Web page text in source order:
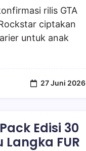
rilis GTA
ciptakan
untuk anak
27 Juni 2026
Edisi 30
FUR